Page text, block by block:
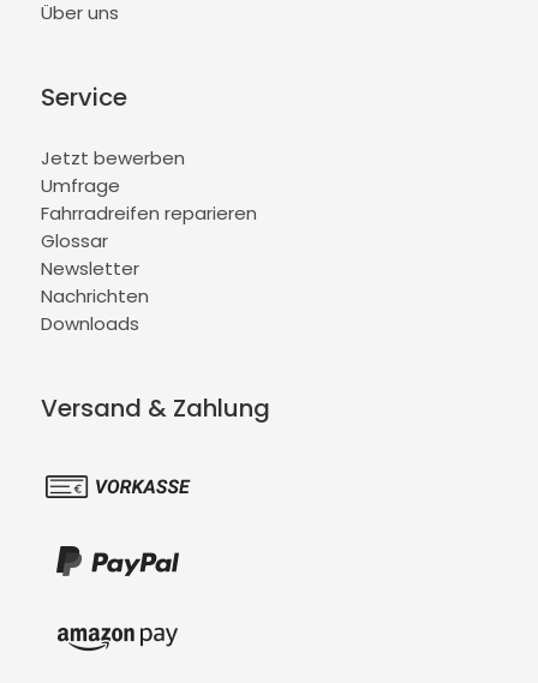
Über uns
Service
Jetzt bewerben
Umfrage
Fahrradreifen reparieren
Glossar
Newsletter
Nachrichten
Downloads
Versand & Zahlung